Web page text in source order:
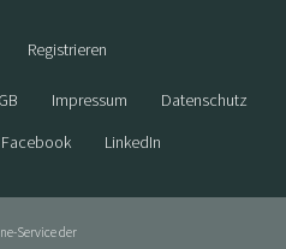
Registrieren
Impressum
Datenschutz
Facebook LinkedIn
Service der